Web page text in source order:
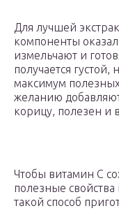
Для лучшей
компоненты
измельчают и
получается
максимум
желанию
корицу, полезен и
Чтобы витамин С
полезные
такой способ